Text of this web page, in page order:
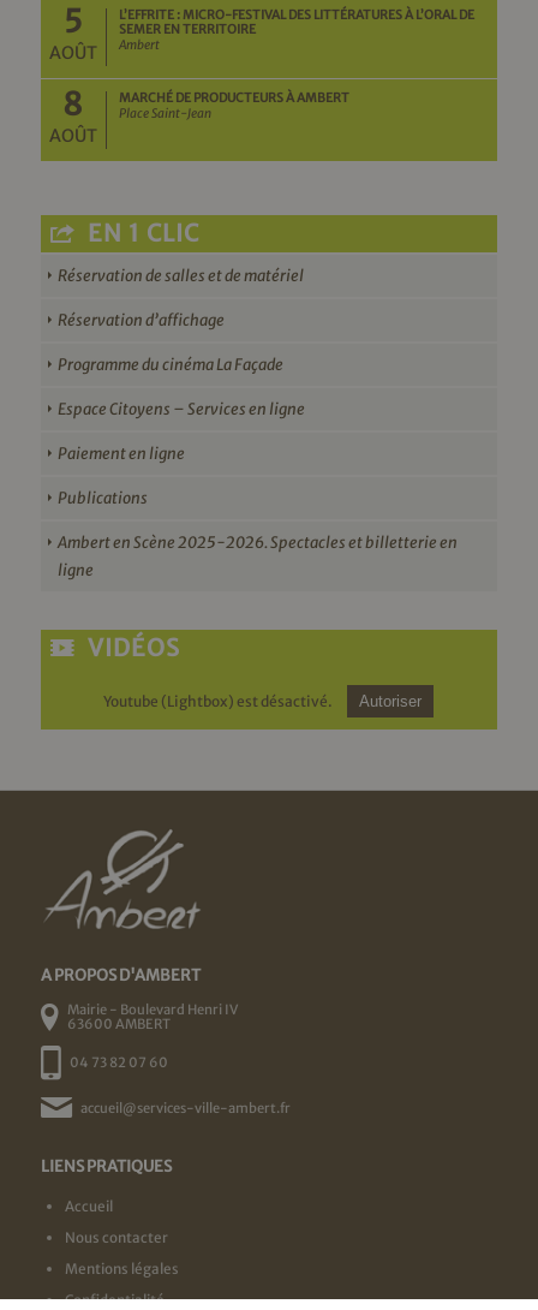
5
AOÛT
L’EFFRITE : MICRO-FESTIVAL DES LITTÉRATURES À L’ORAL DE
SEMER EN TERRITOIRE
Ambert
8
AOÛT
MARCHÉ DE PRODUCTEURS À AMBERT
Place Saint-Jean
EN 1 CLIC
Réservation de salles et de matériel
Réservation d’affichage
Programme du cinéma La Façade
Espace Citoyens – Services en ligne
Paiement en ligne
Publications
Ambert en Scène 2025-2026. Spectacles et billetterie en
ligne
VIDÉOS
Youtube (Lightbox) est désactivé. Autoriser
A PROPOS D'AMBERT
Mairie - Boulevard Henri IV
63600 AMBERT
04 73 82 07 60
accueil@services-ville-ambert.fr
LIENS PRATIQUES
Accueil
Nous contacter
Mentions légales
Confidentialité